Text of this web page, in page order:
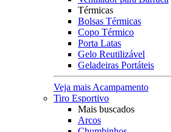
Térmicas
Bolsas Térmicas
Copo Térmico
Porta Latas
Gelo Reutilizável
Geladeiras Portáteis
Veja mais Acampamento
Tiro Esportivo
Mais buscados
Arcos